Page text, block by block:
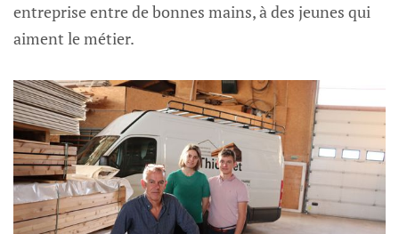
entreprise entre de bonnes mains, à des jeunes qui
aiment le métier.